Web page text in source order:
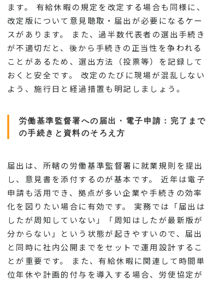
ます。 有給休暇の規定を改定する場合も同様に、
改定版について意見聴取・届出が必要になるケー
スがあります。 また、過半数代表者の選出手続き
が不適切だと、後から手続きの正当性を争われる
ことがあるため、選出方法（投票等）を記録して
おくと安全です。 改定のたびに現場が混乱しない
よう、施行日と経過措置も明記しましょう。
労働基準監督署への届出・電子申請：完了まで
の手続きと資料のそろえ方
届出は、所轄の労働基準監督署に就業規則を提出
し、意見書を添付するのが基本です。 近年は電子
申請も活用でき、拠点が多い企業や手続きの効率
化を図りたい場合に有効です。 実務では「届出は
したが周知していない」「周知はしたが最新版が
分からない」という状態が起きやすいので、届出
と同時に社内公開までをセットで運用設計するこ
とが重要です。 また、有給休暇に関連して時間単
位年休や計画的付与を導入する場合、労使協定が